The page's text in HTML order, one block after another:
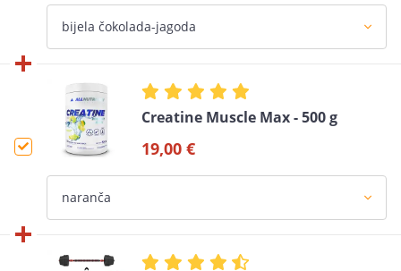
Creatine Muscle Max - 500 g
19,00 €